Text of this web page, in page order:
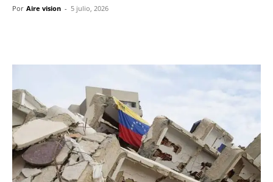
Por Aire vision - 5 julio, 2026